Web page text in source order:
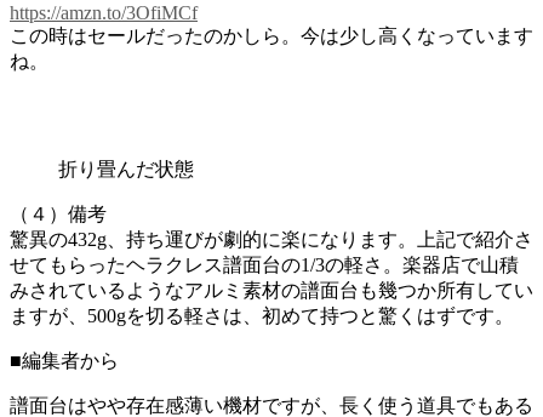
https://amzn.to/3OfiMCf
この時はセールだったのかしら。今は少し高くなっています
ね。
折り畳んだ状態
（４）備考
驚異の432g、持ち運びが劇的に楽になります。上記で紹介さ
せてもらったヘラクレス譜面台の1/3の軽さ。楽器店で山積
みされているようなアルミ素材の譜面台も幾つか所有してい
ますが、500gを切る軽さは、初めて持つと驚くはずです。
■編集者から
譜面台はやや存在感薄い機材ですが、長く使う道具でもある